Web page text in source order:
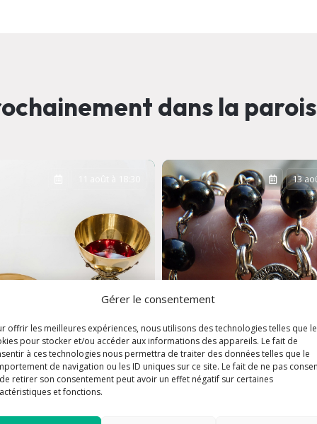
Gérer le consentement
offrir les meilleures expériences, nous utilisons des technologies telles que
pour stocker et/ou accéder aux informations des appareils. Le fait de
à ces technologies nous permettra de traiter des données telles que le
de navigation ou les ID uniques sur ce site. Le fait de ne pas
retirer son consentement peut avoir un effet négatif sur certaines
et fonctions.
dans la
13